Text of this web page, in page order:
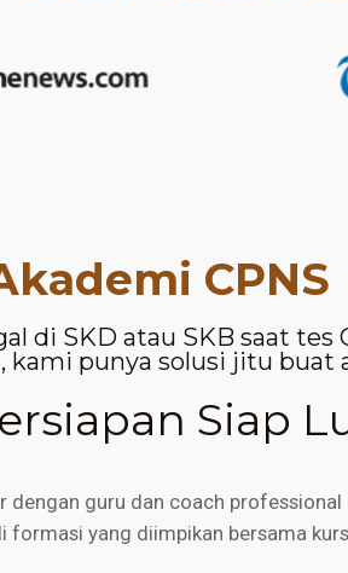
CPNS
di SKD atau SKB saat tes
kami punya solusi jitu buat
Siap
guru dan coach
formasi yang diimpikan bersama